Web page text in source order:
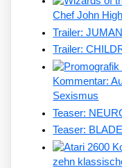
Chef John
Trailer:
Trailer:
Kommentar:
Sexismus
Teaser:
Teaser:
zehn